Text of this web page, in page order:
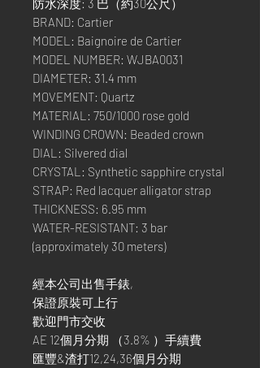
防水深度: 3 巴（約30公尺）
BRAND: Cartier
MODEL: Baignoire de Cartier
MODEL NUMBER: WJBA0031
DIAMETER: 31.4 mm
MOVEMENT: Quartz
MATERIAL: 750/1000 rose gold
WINDING CROWN: Beaded crown
DIAL: Silvered dial
CRYSTAL: Synthetic sapphire crystal
STRAP: Red lacquer alligator strap
THICKNESS: 6.95 mm
WATER-RESISTANT: 3 bar
(approximately 30 meters)
經本公司出售手錶,
保證原裝可上行
歡迎門市交收
AE 12個月分期 （3.8% ）手續費
匯豐&渣打12,24,36個月分期